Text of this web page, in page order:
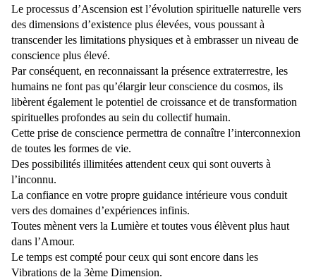
Le processus d’Ascension est l’évolution spirituelle naturelle vers
des dimensions d’existence plus élevées, vous poussant à
transcender les limitations physiques et à embrasser un niveau de
conscience plus élevé.
Par conséquent, en reconnaissant la présence extraterrestre, les
humains ne font pas qu’élargir leur conscience du cosmos, ils
libèrent également le potentiel de croissance et de transformation
spirituelles profondes au sein du collectif humain.
Cette prise de conscience permettra de connaître l’interconnexion
de toutes les formes de vie.
Des possibilités illimitées attendent ceux qui sont ouverts à
l’inconnu.
La confiance en votre propre guidance intérieure vous conduit
vers des domaines d’expériences infinis.
Toutes mènent vers la Lumière et toutes vous élèvent plus haut
dans l’Amour.
Le temps est compté pour ceux qui sont encore dans les
Vibrations de la 3ème Dimension.